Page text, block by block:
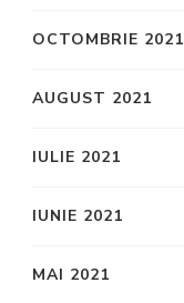
OCTOMBRIE 2021
AUGUST 2021
IULIE 2021
IUNIE 2021
MAI 2021